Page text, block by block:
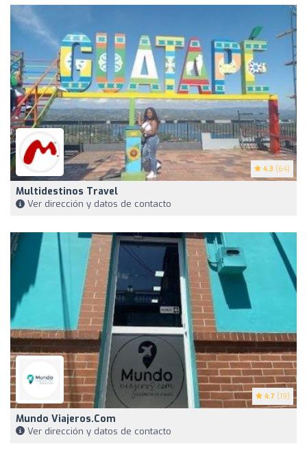
4.3 (64)
Multidestinos Travel
Ver dirección y datos de contacto
4.7 (19)
Mundo Viajeros.com
Ver dirección y datos de contacto